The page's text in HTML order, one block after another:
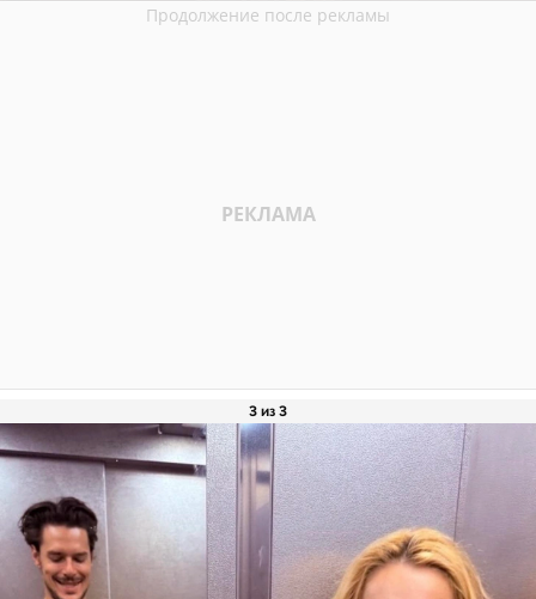
3 из 3